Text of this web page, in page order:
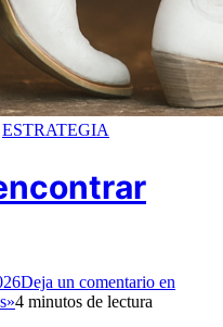
ESTRATEGIA
Deja un comentario en
4 minutos de lectura